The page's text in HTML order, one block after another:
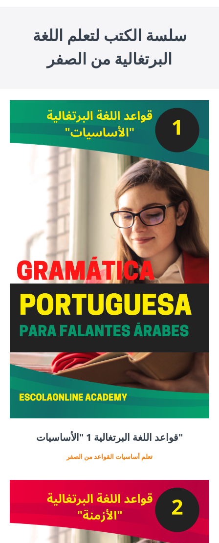
سلسة الكتب لتعلم اللغة
البرتغالية من الصفر
قواعد اللغة البرتغالية 1 "الأساسيات"
تعلم أساسيات القواعد من الصفر